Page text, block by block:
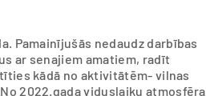
Pamainījušās nedaudz darbības
ar senajiem amatiem, radīt
kādā no aktivitātēm- vilnas
2022.gada viduslaiku atmosfēra